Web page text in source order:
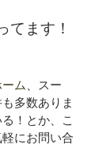
てます！
ム
、スー
多数ありま
！とか、こ
にお問い合